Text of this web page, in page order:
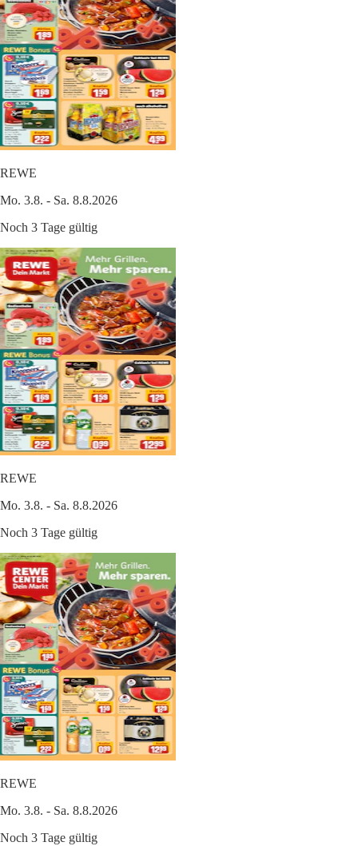
REWE
Mo. 3.8. - Sa. 8.8.2026
Noch 3 Tage gültig
REWE
Mo. 3.8. - Sa. 8.8.2026
Noch 3 Tage gültig
REWE
Mo. 3.8. - Sa. 8.8.2026
Noch 3 Tage gültig